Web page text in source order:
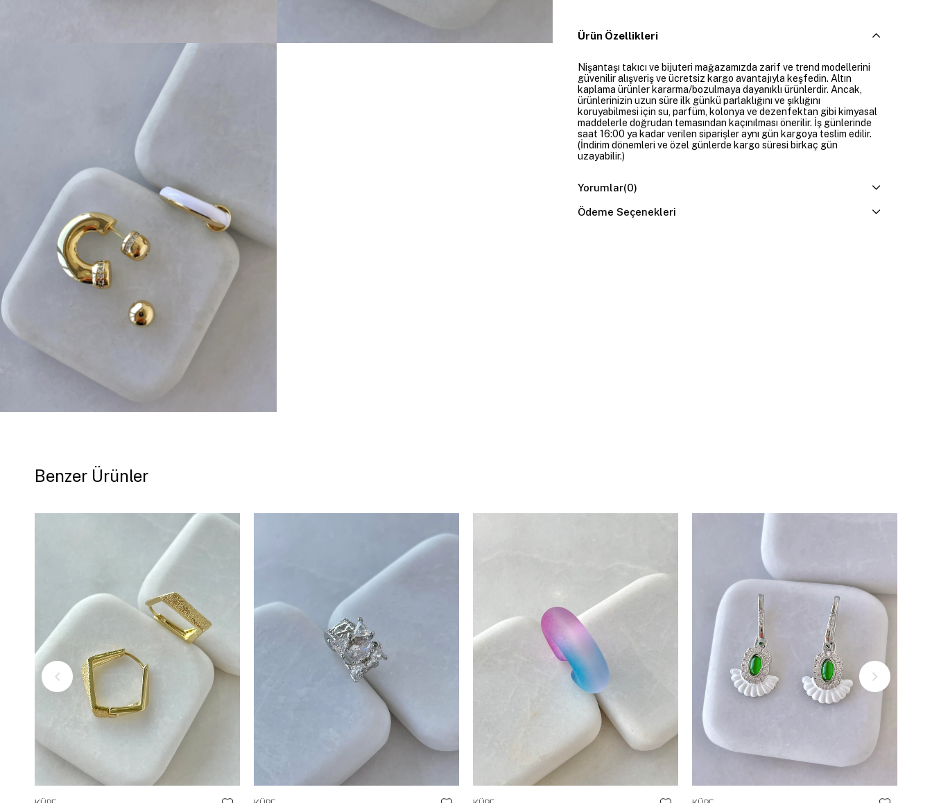
Ürün Özellikleri
Nişantaşı takıcı ve bijuteri mağazamızda zarif ve trend modellerini
güvenilir alışveriş ve ücretsiz kargo avantajıyla keşfedin. Altın
kaplama ürünler kararma/bozulmaya dayanıklı ürünlerdir. Ancak,
ürünlerinizin uzun süre ilk günkü parlaklığını ve şıklığını
koruyabilmesi için su, parfüm, kolonya ve dezenfektan gibi kimyasal
maddelerle doğrudan temasından kaçınılması önerilir. İş günlerinde
saat 16:00 ya kadar verilen siparişler aynı gün kargoya teslim edilir.
(İndirim dönemleri ve özel günlerde kargo süresi birkaç gün
uzayabilir.)
Yorumlar(0)
Ödeme Seçenekleri
Benzer Ürünler